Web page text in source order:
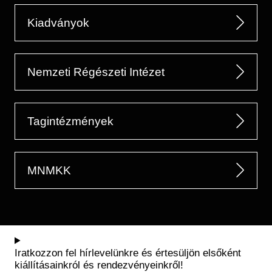
Kiadványok
Nemzeti Régészeti Intézet
Tagintézmények
MNMKK
Iratkozzon fel hírlevelünkre és értesüljön elsőként
kiállításainkról és rendezvényeinkről!